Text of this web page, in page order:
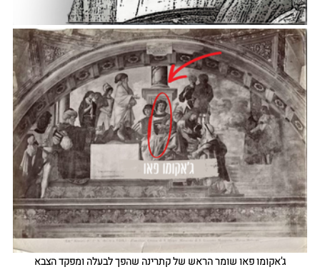
ג'אקומו פאו שומר הראש של קתרינה שהפך לבעלה ומפקד הצבא